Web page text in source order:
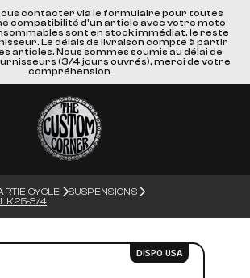
contacter via le formulaire pour toutes
compatibilité d'un article avec votre moto
sont en stock immédiat, le reste
Le délais de livraison compte à partir
articles. Nous sommes soumis au délai de
(3/4 jours ouvrés), merci de votre
compréhension
CYCLE
SUSPENSIONS
25-3/4
DISPO USA